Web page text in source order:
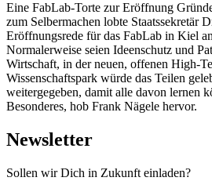
Eine FabLab-Torte zur Eröffnung
zum Selbermachen lobte Staatssekretär
Eröffnungsrede für das FabLab in Kiel
Normalerweise seien Ideenschutz und
Wirtschaft, in der neuen, offenen High-
Wissenschaftspark würde das Teilen
weitergegeben, damit alle davon lernen
Besonderes, hob Frank Nägele hervor.
Newsletter
Sollen wir Dich in Zukunft einladen?